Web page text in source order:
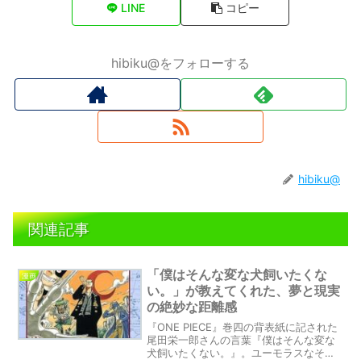
LINE コピー
hibiku@をフォローする
hibiku@
関連記事
漫画
「僕はそんな変な犬飼いたくな
い。」が教えてくれた、夢と現実
の絶妙な距離感
『ONE PIECE』巻四の背表紙に記された
尾田栄一郎さんの言葉『僕はそんな変な
犬飼いたくない。』。ユーモラスなその